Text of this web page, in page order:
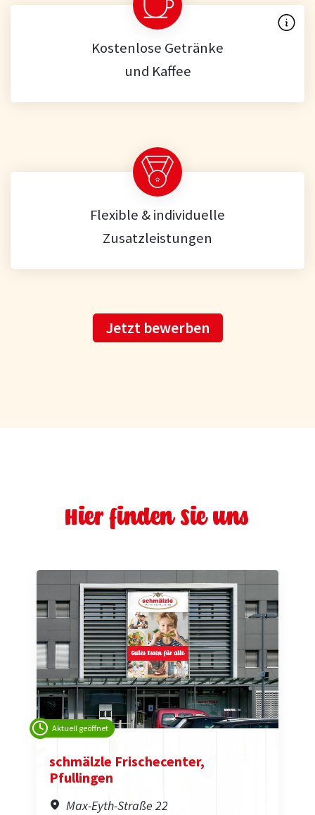
Kostenlose Getränke
und Kaffee
Flexible & individuelle
Zusatzleistungen
Jetzt bewerben
Hier finden Sie uns
Aktuell geöffnet
schmälzle Frischecenter,
Pfullingen
Max-Eyth-Straße 22